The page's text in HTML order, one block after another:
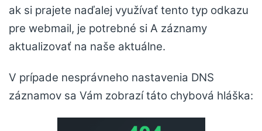
ak si prajete naďalej využívať tento typ odkazu
pre webmail, je potrebné si A záznamy
aktualizovať na naše aktuálne.
V prípade nesprávneho nastavenia DNS
záznamov sa Vám zobrazí táto chybová hláška: